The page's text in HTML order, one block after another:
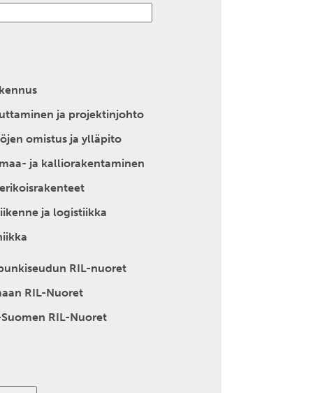
ja projektinjohto
omistus ja ylläpito
ja kalliorakentaminen
ja logistiikka
RIL-nuoret
RIL-Nuoret
RIL-Nuoret